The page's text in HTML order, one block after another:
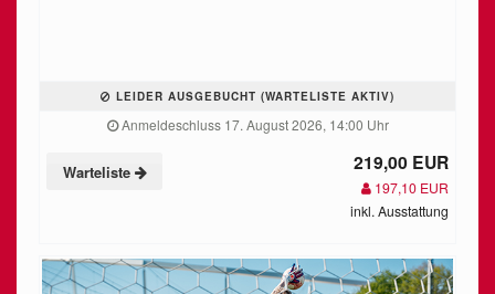
LEIDER AUSGEBUCHT (WARTELISTE AKTIV)
Anmeldeschluss 17. August 2026, 14:00 Uhr
Warteliste 219,00 EUR
197,10 EUR
inkl. Ausstattung